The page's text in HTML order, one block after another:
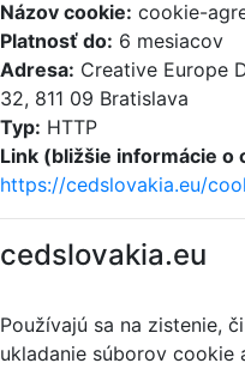
Názov cookie: cookie-
Platnosť do: 6 mesiacov
Adresa: Creative Europe
32, 811 09 Bratislava
Typ: HTTP
Link (bližšie informácie o
https://cedslovakia.eu/
cedslovakia.eu
Používajú sa na zistenie,
ukladanie súborov cookie